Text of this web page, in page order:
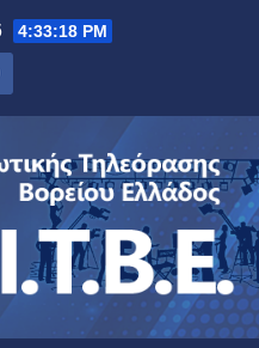
4:33:19 PM